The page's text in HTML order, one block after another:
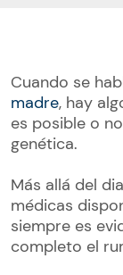
Cuando se
madre, hay
es posible o
genética.
Más allá del
médicas
siempre es
completo el